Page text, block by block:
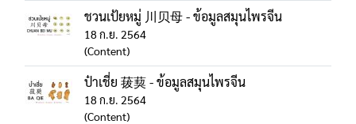
ชวนเป้ยหมู่ 川贝母 - ข้อมูลสมุนไพรจีน
18 ก.ย. 2564
(Content)
ป๋าเชี่ย 菝葜 - ข้อมูลสมุนไพรจีน
18 ก.ย. 2564
(Content)